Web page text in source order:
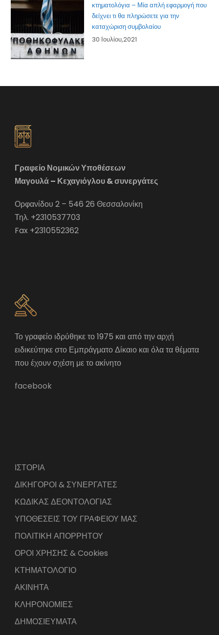
κτηματολόγια – Μία απλή εφαρμογή που
δείχνει τι θα πληρώσετε για την
καταχώριση συμβολαίου
30 Ιουλίου,2021
Γραφείο Νομικών Υποθέσεων
Μαγουλά – Κεχαγιόγλου & συνεργάτες
Ορφανίδου 2 – 546 26 Θεσσαλονίκη
Τηλ. +2310537703
Fax +2310552362
Το γραφείο ιδρύθηκε το 1975 και από την αρχή
ειδικεύτηκε στο Εμπράγματο Δίκαιο και όλα τα θέματα
που έχουν σχέση με το ακίνητο
facebook
ΙΣΤΟΡΙΑ
ΔΙΚΗΓΟΡΟΙ & ΣΥΝΕΡΓΑΤΕΣ
ΚΩΔΙΚΑΣ ΔΕΟΝΤΟΛΟΓΙΑΣ
ΥΠΟΘΕΣΕΙΣ ΤΟΥ ΓΡΑΦΕΙΟΥ ΜΑΣ
ΠΟΛΙΤΙΚΗ ΑΠΟΡΡΗΤΟΥ
ΟΡΟΙ ΧΡΗΣΗΣ & Cookies
ΚΤΗΜΑΤΟΛΟΓΙΟ
ΑΚΙΝΗΤΑ
ΚΛΗΡΟΝΟΜΙΕΣ
ΔΗΜΟΣΙΕΥΜΑΤΑ